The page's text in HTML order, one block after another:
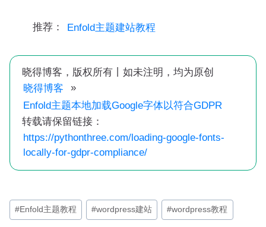
推荐： Enfold主题建站教程
晓得博客，版权所有丨如未注明，均为原创
晓得博客
»
Enfold主题本地加载Google字体以符合GDPR
转载请保留链接：
https://pythonthree.com/loading-google-fonts-
locally-for-gdpr-compliance/
文
章
#Enfold主题教程 #wordpress建站 #wordpress教程